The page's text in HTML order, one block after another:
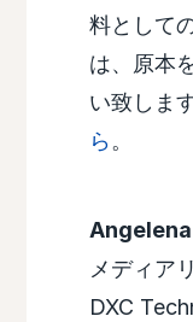
料として
は、原本
い致しま
ら。
メディア
DXC